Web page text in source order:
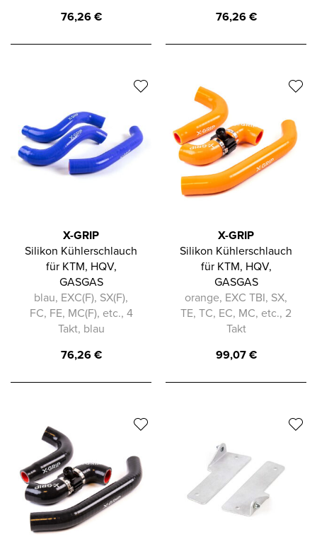
76,26€
76,26€
X-GRIP
Silikon Kühlerschlauch
für KTM, HQV,
GASGAS
blau, EXC(F), SX(F),
FC, FE, MC(F), etc., 4
Takt, blau
76,26€
X-GRIP
Silikon Kühlerschlauch
für KTM, HQV,
GASGAS
orange, EXC TBI, SX,
TE, TC, EC, MC, etc., 2
Takt
99,07€